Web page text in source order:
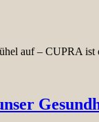
auf – CUPRA